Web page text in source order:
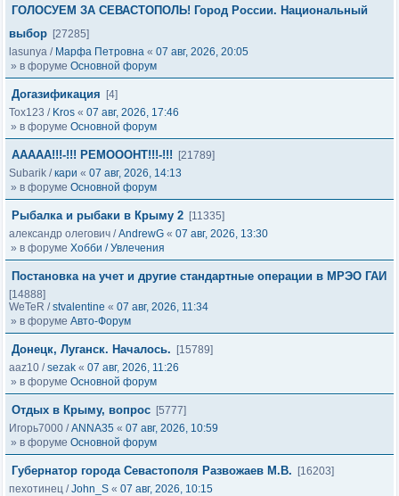
ГОЛОСУЕМ ЗА СЕВАСТОПОЛЬ! Город России. Национальный
выбор [27285]
lasunya / Марфа Петровна « 07 авг, 2026, 20:05
» в форуме Основной форум
Догазификация
[4]
Tox123 / Kros « 07 авг, 2026, 17:46
» в форуме Основной форум
ААААА!!!-!!! РЕМОООНТ!!!-!!!
[21789]
Subarik /кари « 07 авг, 2026, 14:13
» в форуме Основной форум
Рыбалка и рыбаки в Крыму 2 [11335]
александр олегович /AndrewG « 07 авг, 2026, 13:30
» в форуме Хобби / Увлечения
Постановка на учет и другие стандартные операции в МРЭО ГАИ
[14888]
WeTeR /stvalentine « 07 авг, 2026, 11:34
» в форуме Авто-Форум
Донецк, Луганск. Началось.
[15789]
aaz10 /sezak « 07 авг, 2026, 11:26
» в форуме Основной форум
Отдых в Крыму, вопрос [5777]
Игорь7000 /ANNA35 « 07 авг, 2026, 10:59
» в форуме Основной форум
Губернатор города Севастополя Развожаев М.В.
[16203]
пехотинец /John_S « 07 авг, 2026, 10:15